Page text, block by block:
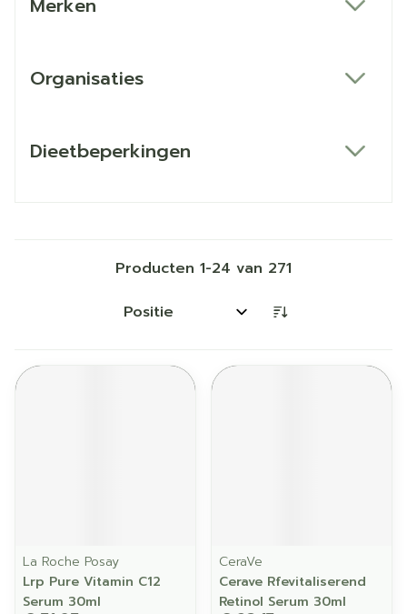
Merken
Organisaties
Dieetbeperkingen
Producten 1-24 van 271
Sorteer op:
La Roche Posay
Lrp Pure Vitamin C12
Serum 30ml
CeraVe
Cerave Rfevitaliserend
Retinol Serum 30ml